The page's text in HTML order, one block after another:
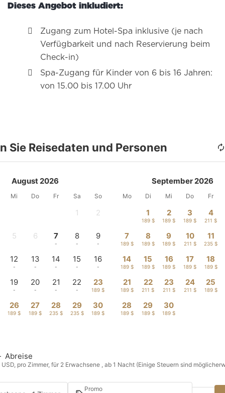
Dieses Angebot inkludiert:
Zugang zum Hotel-Spa inklusive (je nach
Verfügbarkeit und nach Reservierung beim
Check-in)
Spa-Zugang für Kinder von 6 bis 16 Jahren:
von 15.00 bis 17.00 Uhr
Sie Reisedaten und Personen
August 2026
Mi Do Fr Sa So
1 2
5 6 7
-
8
-
9
-
12
-
13
-
14
-
15
-
16
-
19
-
20
-
21
-
22
-
23
189 $
26
189 $
27
189 $
28
235 $
29
235 $
30
189 $
September 2026
Mo Di Mi Do Fr
1
189 $
2
189 $
3
189 $
4
211 $
7
189 $
8
189 $
9
189 $
10
211 $
11
235 $
14
189 $
15
189 $
16
189 $
17
189 $
18
189 $
21
189 $
22
211 $
23
211 $
24
211 $
25
189 $
28
189 $
29
189 $
30
189 $
Abreise
pro Zimmer, für 2 Erwachsene , ab 1 Nacht (Einige Steuern sind
Promo